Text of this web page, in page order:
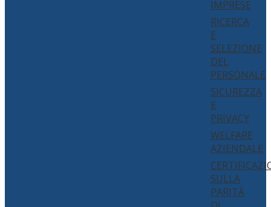
IMPRESE
RICERCA
E
SELEZIONE
DEL
PERSONALE
SICUREZZA
E
PRIVACY
WELFARE
AZIENDALE
SULLA
PARITÀ